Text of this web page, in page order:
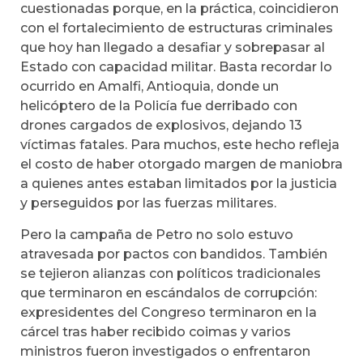
cuestionadas porque, en la práctica, coincidieron
con el fortalecimiento de estructuras criminales
que hoy han llegado a desafiar y sobrepasar al
Estado con capacidad militar. Basta recordar lo
ocurrido en Amalfi, Antioquia, donde un
helicóptero de la Policía fue derribado con
drones cargados de explosivos, dejando 13
víctimas fatales. Para muchos, este hecho refleja
el costo de haber otorgado margen de maniobra
a quienes antes estaban limitados por la justicia
y perseguidos por las fuerzas militares.
Pero la campaña de Petro no solo estuvo
atravesada por pactos con bandidos. También
se tejieron alianzas con políticos tradicionales
que terminaron en escándalos de corrupción:
expresidentes del Congreso terminaron en la
cárcel tras haber recibido coimas y varios
ministros fueron investigados o enfrentaron